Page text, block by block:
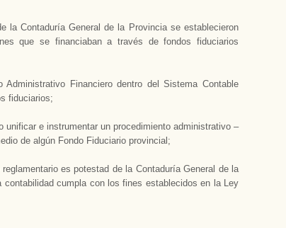
la Contaduría General de la Provincia se establecieron
que se financiaban a través de fondos fiduciarios
Financiero dentro del Sistema Contable
fiduciarios;
e instrumentar un procedimiento administrativo –
de algún Fondo Fiduciario provincial;
es potestad de la Contaduría General de la
cumpla con los fines establecidos en la Ley